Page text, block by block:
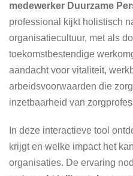
medewerker Duurzame
professional kijkt holistisch
organisatiecultuur, met als
toekomstbestendige
aandacht voor vitaliteit,
arbeidsvoorwaarden die
inzetbaarheid van
In deze interactieve tool
krijgt en welke impact het
organisaties. De ervaring